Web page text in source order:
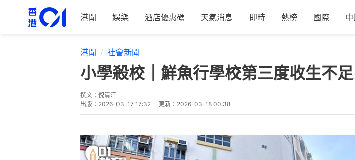
港聞 娛樂 酒店優惠碼 天氣消息 即時 熱榜 國際 中
港聞 社會新聞
小學殺校｜鮮魚行學校第三度收生不
撰文： 倪清江
出版： 2026-03-17 17:32 更新： 2026-03-18 00:38